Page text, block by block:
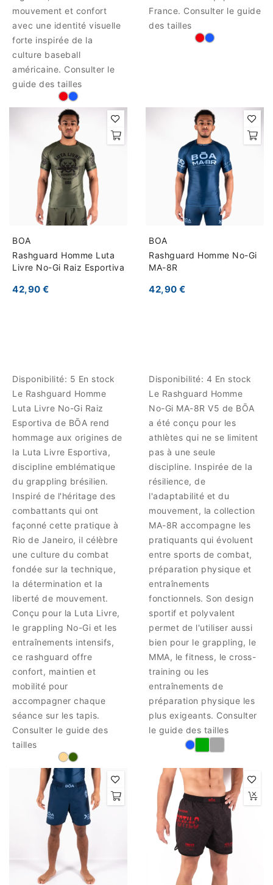
mouvement et confort
avec une identité visuelle
forte inspirée de la
culture baseball
américaine. Consulter le
guide des tailles
France. Consulter le guide
des tailles
BOA
Rashguard Homme Luta
Livre No-Gi Raiz Esportiva
42,90 €
Disponibilité: 5 En stock
Le Rashguard Homme
Luta Livre No-Gi Raiz
Esportiva de BŌA rend
hommage aux origines de
la Luta Livre Esportiva,
discipline emblématique
du grappling brésilien.
Inspiré de l'héritage des
combattants qui ont
façonné cette pratique à
Rio de Janeiro, il célèbre
une culture du combat
fondée sur la technique,
la détermination et la
liberté de mouvement.
Conçu pour la Luta Livre,
le grappling No-Gi et les
entraînements intensifs,
ce rashguard offre
confort, maintien et
mobilité pour
accompagner chaque
séance sur les tapis.
Consulter le guide des
tailles
BOA
Rashguard Homme No-Gi
MA-8R
42,90 €
Disponibilité: 4 En stock
Le Rashguard Homme
No-Gi MA-8R V5 de BŌA
a été conçu pour les
athlètes qui ne se limitent
pas à une seule
discipline. Inspirée de la
résilience, de
l'adaptabilité et du
mouvement, la collection
MA-8R accompagne les
pratiquants qui évoluent
entre sports de combat,
préparation physique et
entraînements
fonctionnels. Son design
sportif et polyvalent
permet de l'utiliser aussi
bien pour le grappling, le
MMA, le fitness, le cross-
training ou les
entraînements de
préparation physique les
plus exigeants. Consulter
le guide des tailles